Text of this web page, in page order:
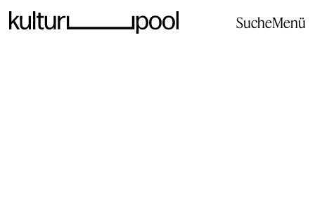
SucheMenü